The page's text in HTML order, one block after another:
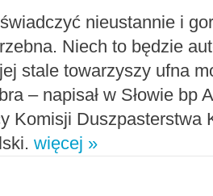
nieustannie i
Niech to będzie
stale towarzyszy ufna
– napisał w Słowie bp
Komisji Duszpasterstwa
więcej »